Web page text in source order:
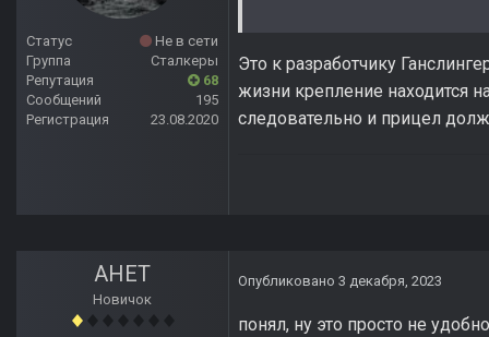
Статус
Не в сети
Группа
Сталкеры
Репутация
68
Сообщений
195
Регистрация
23.08.2020
Это к разработчику
жизни крепление находится
следовательно и прицел
АНЕТ
Новичок
Опубликовано 3 декабря, 2023
понял, ну это просто не